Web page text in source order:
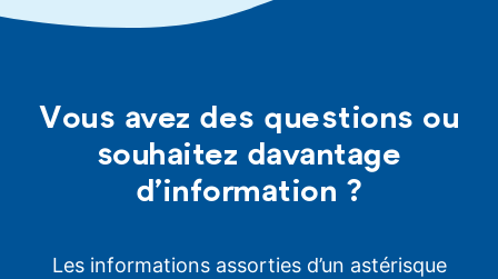
Vous avez des questions ou
souhaitez davantage
d’information ?
Les informations assorties d’un astérisque